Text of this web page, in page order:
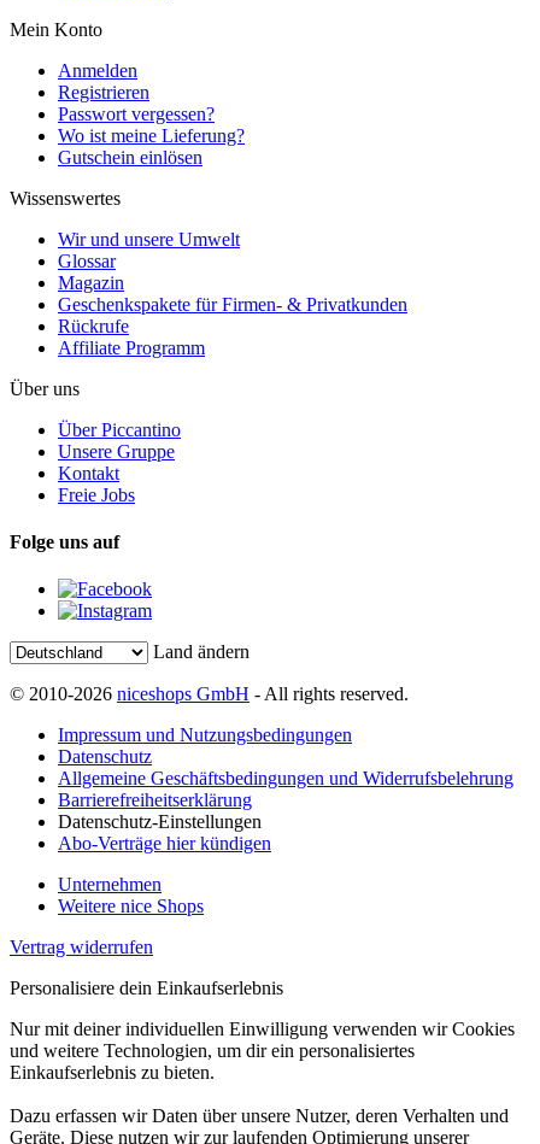
Mein Konto
Anmelden
Registrieren
Passwort vergessen?
Wo ist meine Lieferung?
Gutschein einlösen
Wissenswertes
Wir und unsere Umwelt
Glossar
Magazin
Geschenkspakete für Firmen- & Privatkunden
Rückrufe
Affiliate Programm
Über uns
Über Piccantino
Unsere Gruppe
Kontakt
Freie Jobs
Folge uns auf
Land ändern
© 2010-2026 niceshops GmbH - All rights reserved.
Impressum und Nutzungsbedingungen
Datenschutz
Allgemeine Geschäftsbedingungen und Widerrufsbelehrung
Barrierefreiheitserklärung
Datenschutz-Einstellungen
Abo-Verträge hier kündigen
Unternehmen
Weitere nice Shops
Vertrag widerrufen
Personalisiere dein Einkaufserlebnis
Nur mit deiner individuellen Einwilligung verwenden wir Cookies
und weitere Technologien, um dir ein personalisiertes
Einkaufserlebnis zu bieten.
Dazu erfassen wir Daten über unsere Nutzer, deren Verhalten und
Geräte. Diese nutzen wir zur laufenden Optimierung unserer